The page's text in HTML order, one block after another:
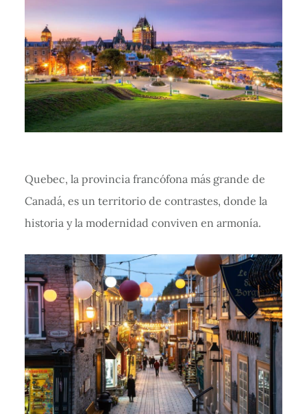
Quebec, la provincia francófona más grande de
Canadá, es un territorio de contrastes, donde la
historia y la modernidad conviven en armonía.